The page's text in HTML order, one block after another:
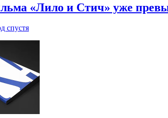
«Лило и Стич» уже
спустя